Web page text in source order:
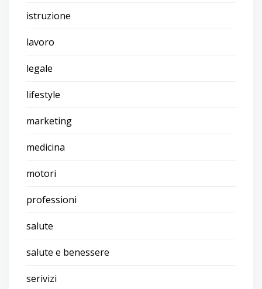
istruzione
lavoro
legale
lifestyle
marketing
medicina
motori
professioni
salute
salute e benessere
serivizi